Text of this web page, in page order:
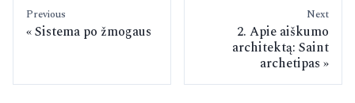
Previous
Sistema po žmogaus
Next
2. Apie aiškumo
architektą: Saint
archetipas